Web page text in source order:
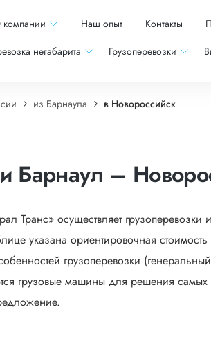
Наш опыт Контакты
негабарита Грузоперевозки
из Барнаула в Новороссийск
Барнаул –
Транс» осуществляет
указана ориентировочная
грузоперевозки
грузовые машины для решения самых